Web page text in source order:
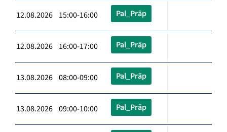
12.08.2026 15:00-16:00 Pal_Präp
12.08.2026 16:00-17:00 Pal_Präp
13.08.2026 08:00-09:00 Pal_Präp
13.08.2026 09:00-10:00 Pal_Präp